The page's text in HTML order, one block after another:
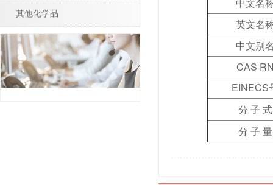
英文名
中文别
CAS
EINECS
分 子 式
分 子 量
其他化学品